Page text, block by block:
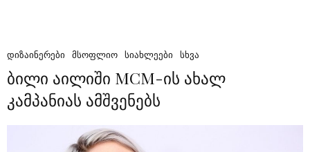
ᲓᲘᲖᲐᲘᲜᲔᲠᲔᲑᲘ ᲛᲡᲝᲤᲚᲘᲝ ᲡᲘᲐᲮᲚᲔᲔᲑᲘ ᲡᲮᲕᲐ
ბილი აილიში MCM-ის ახალ
კამპანიას ამშვენებს